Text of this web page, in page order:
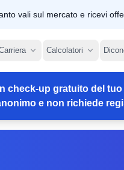
vali sul mercato e ricevi
Calcolatori
check-up gratuito del
e non richiede